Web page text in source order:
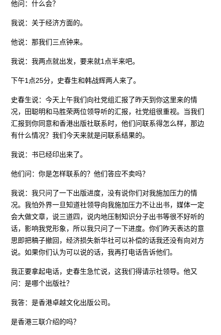
他问：什么会？
我说：关于经济方面的。
他说：那我们三点钟来。
我说：我两点就出发，要来就1点半来吧。
下午1点25分，史春生和韩战辉两人来了。
史春生说：今天上午我们向社党组汇报了昨天到你这里来的情
况，田聪明和马胜荣两位领导听的汇报，社党组很重视。当我们
汇报到你同意和香港出版社联系时，他们问联系得怎么样，那边
有什么情况？我们今天来就是问联系结果的。
我说：书已经印出来了。
他们问：你是怎样联系的？他们答应不卖吗？
我说：我只问了一下出版进度，没有说你们对我施加压力的情
况。我怕外界一旦知道社领导向我施加压力不让出书，媒体一定
会大做文章，说三道四，说内地压制知识分子出书等很不好听的
话，影响我党形象，所以我只问了一下进度。你们昨天表达的意
思即把稿子撤回，经济损失新华社可以补偿的话我还没有向对方
说。如果你们认为可以说的话，我再打电话告诉他们。
我正要拿起电话，史春生急忙说，这我们得请示社领导。他又
问：是哪个出版社？
我答：是香港卓越文化出版公司。
是香港三联介绍的吗？